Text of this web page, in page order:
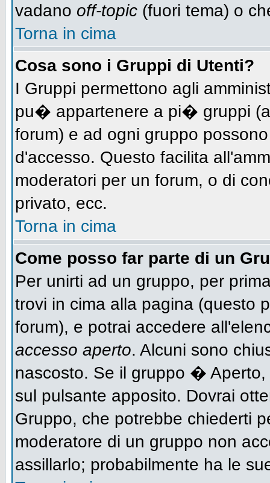
vadano off-topic (fuori tema) o
Torna in cima
Cosa sono i Gruppi di Utenti?
I Gruppi permettono agli
pu� appartenere a pi� gruppi
forum) e ad ogni gruppo
d'accesso. Questo facilita
moderatori per un forum, o di
privato, ecc.
Torna in cima
Come posso far parte di un
Per unirti ad un gruppo, per
trovi in cima alla pagina (questo
forum), e potrai accedere
accesso aperto. Alcuni sono
nascosto. Se il gruppo �
sul pulsante apposito. Dovrai
Gruppo, che potrebbe chiederti
moderatore di un gruppo non
assillarlo; probabilmente ha le